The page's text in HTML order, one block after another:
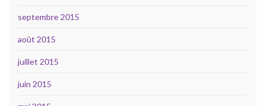
septembre 2015
août 2015
juillet 2015
juin 2015